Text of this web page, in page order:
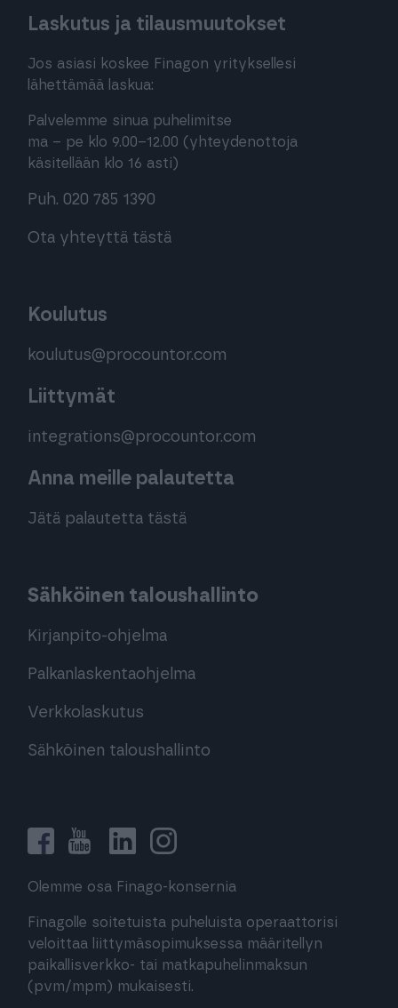
Laskutus ja tilausmuutokset
Jos asiasi koskee Finagon yrityksellesi
lähettämää laskua:
Palvelemme sinua puhelimitse
ma – pe klo 9.00–12.00 (yhteydenottoja
käsitellään klo 16 asti)
Puh. 020 785 1390
Ota yhteyttä tästä
Koulutus
koulutus@procountor.com
Liittymät
integrations@procountor.com
Anna meille palautetta
Jätä palautetta tästä
Sähköinen taloushallinto
Kirjanpito-ohjelma
Palkanlaskentaohjelma
Verkkolaskutus
Sähköinen taloushallinto
Olemme osa Finago-konsernia
Finagolle soitetuista puheluista operaattorisi
veloittaa liittymäsopimuksessa määritellyn
paikallisverkko- tai matkapuhelinmaksun
(pvm/mpm) mukaisesti.